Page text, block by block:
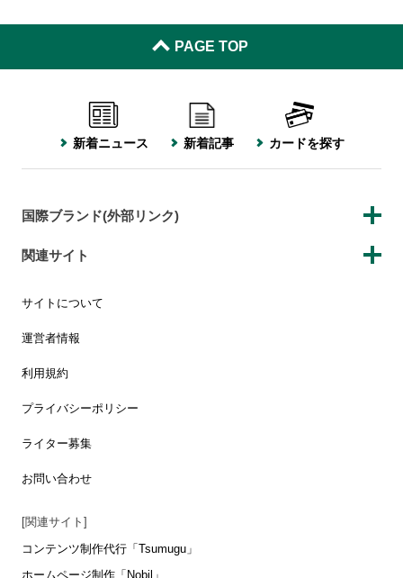
PAGE TOP
新着ニュース 新着記事 カードを探す
国際ブランド(外部リンク)
関連サイト
サイトについて
運営者情報
利用規約
プライバシーポリシー
ライター募集
お問い合わせ
[関連サイト]
コンテンツ制作代行「Tsumugu」
ホームページ制作「Nobil」